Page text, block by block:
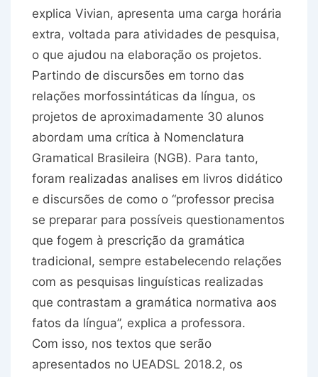
explica Vivian, apresenta uma carga horária
extra, voltada para atividades de pesquisa,
o que ajudou na elaboração os projetos.
Partindo de discursões em torno das
relações morfossintáticas da língua, os
projetos de aproximadamente 30 alunos
abordam uma crítica à Nomenclatura
Gramatical Brasileira (NGB). Para tanto,
foram realizadas analises em livros didático
e discursões de como o “professor precisa
se preparar para possíveis questionamentos
que fogem à prescrição da gramática
tradicional, sempre estabelecendo relações
com as pesquisas linguísticas realizadas
que contrastam a gramática normativa aos
fatos da língua”, explica a professora.
Com isso, nos textos que serão
apresentados no UEADSL 2018.2, os